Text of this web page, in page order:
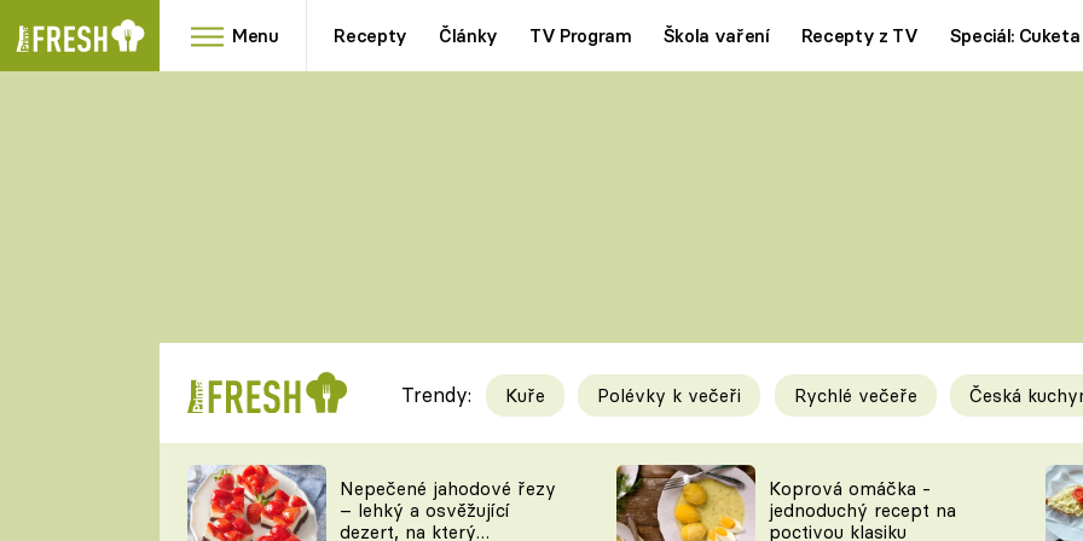
Menu Recepty Články TV Program Škola vaření Recepty z TV Speciál: Cuketa
RYCHLOVKY
Videorecepty
TEĎ VAŘÍ ŠÉF!
Tipy a triky
KAM ZA JÍDLEM
Trendy: Kuře Polévky k večeři Rychlé večeře Česká
Nepečené jahodové řezy
– lehký a osvěžující
dezert, na který
Koprová omáčka -
jednoduchý recept na
poctivou klasiku